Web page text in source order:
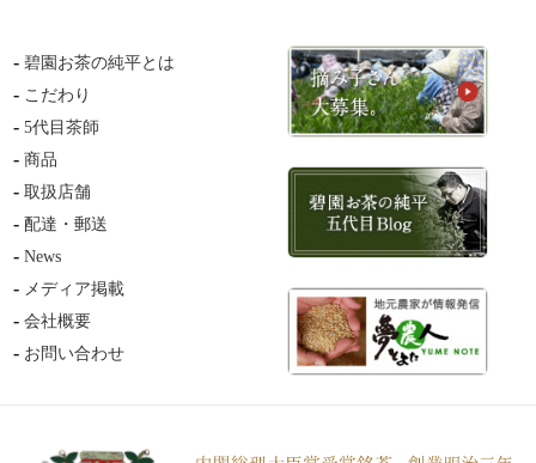
碧園お茶の純平とは
こだわり
5代目茶師
商品
取扱店舗
配達・郵送
News
メディア掲載
会社概要
お問い合わせ